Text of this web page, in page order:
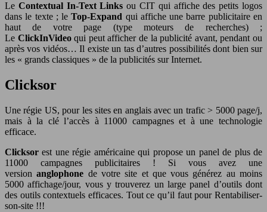
Le Contextual In-Text Links ou CIT qui affiche des petits logos
dans le texte ; leTop-Expand qui affiche une barre publicitaire en
haut de votre page (type moteurs de recherches) ;
Le ClickInVideoqui peut afficher de la publicité avant, pendant ou
après vos vidéos… Il existe un tas d’autres possibilités dont bien sur
les « grands classiques » de la publicités sur Internet.
Clicksor
Une régie US, pour les sites en anglais avec un trafic > 5000 page/j,
mais à la clé l’accès à 11000 campagnes et à une technologie
efficace.
Clicksor est une régie américaine qui propose un panel de plus de
11000 campagnes publicitaires ! Si vous avez une
versionanglophone de votre site et que vous générez au moins
5000 affichage/jour, vous y trouverez un large panel d’outils dont
des outils contextuels efficaces. Tout ce qu’il faut pour Rentabiliser-
son-site !!!